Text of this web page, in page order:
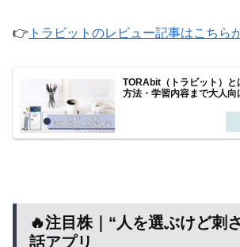
👉 トラビットのレビュー記事はこちら
TORAbit（トラビット）と
方法・学習内容まで大人
🔥注目株｜“人を選ぶけど刺
話アプリ